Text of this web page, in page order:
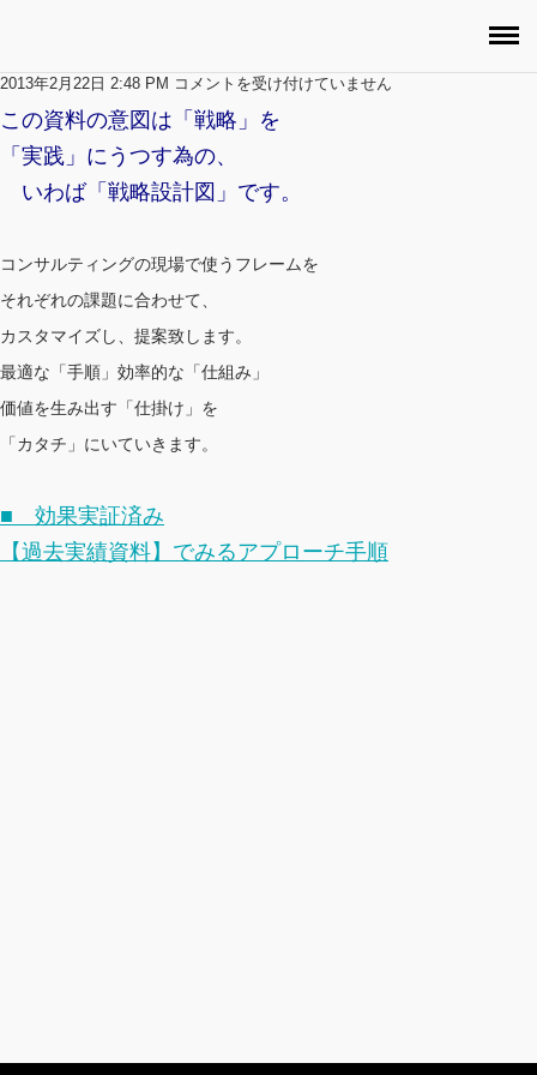
サービスの特徴
EYE-CATCH GALLERY
納品までの流れ
料金のご案内
お問い合わせ
2013年2月22日 2:48 PM 資
料
成
イ
メ
は
コメントを受け付けていません
この資料の意図は「戦略」を
「実践」にうつす為の、
いわば「戦略設計図」です。
コンサルティングの現場で使うフレームを
それぞれの課題に合わせて、
カスタマイズし、提案致します。
最適な「手順」効率的な「仕組み」
価値を生み出す「仕掛け」を
「カタチ」にいていきます。
■ 効果実証済み
【過去実績資料】でみるアプローチ手順